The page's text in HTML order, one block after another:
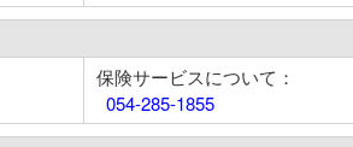
保険サービスについて：
054-285-1855